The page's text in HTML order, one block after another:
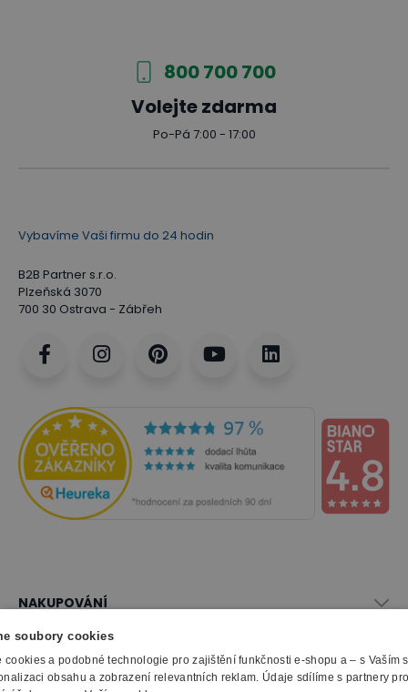
800 700 700
Volejte zdarma
Po-Pá 7:00 - 17:00
Vybavíme Vaši firmu do 24 hodin
B2B Partner s.r.o.
Plzeňská 3070
700 30 Ostrava - Zábřeh
NAKUPOVÁNÍ
Vše o nákupu
Obchodní podmínky
Doprava a montáž
SLUŽBY
Naše katalogy
soubory cookies
cookies a podobné technologie pro zajištění funkčnosti e-shopu a – s Vaším
obsahu a zobrazení relevantních reklam. Údaje sdílíme s partnery